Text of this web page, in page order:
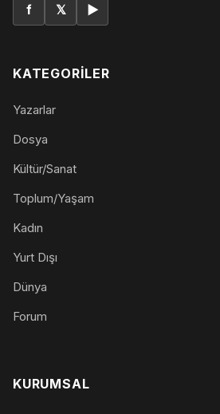
f 𝕏 ▶
KATEGORILER
Yazarlar
Dosya
Kültür/Sanat
Toplum/Yaşam
Kadın
Yurt Dışı
Dünya
Forum
KURUMSAL